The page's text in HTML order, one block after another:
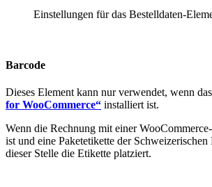
Einstellungen für das Bestelldaten-
Barcode
Dieses Element kann nur verwendet, wenn
for WooCommerce“ installiert ist.
Wenn die Rechnung mit einer
ist und eine Paketetikette der
dieser Stelle die Etikette platziert.